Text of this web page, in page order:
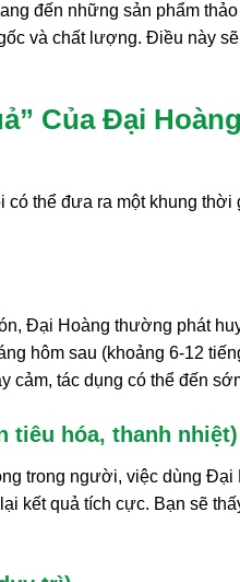
đến những sản phẩm
và chất lượng. Điều này
Của Đại
có thể đưa ra một khung
Đại Hoàng thường phát
hôm sau (khoảng 6-12
tác dụng có thể đến
tiêu hóa, thanh nhiệt)
trong người, việc dùng
kết quả tích cực. Bạn sẽ